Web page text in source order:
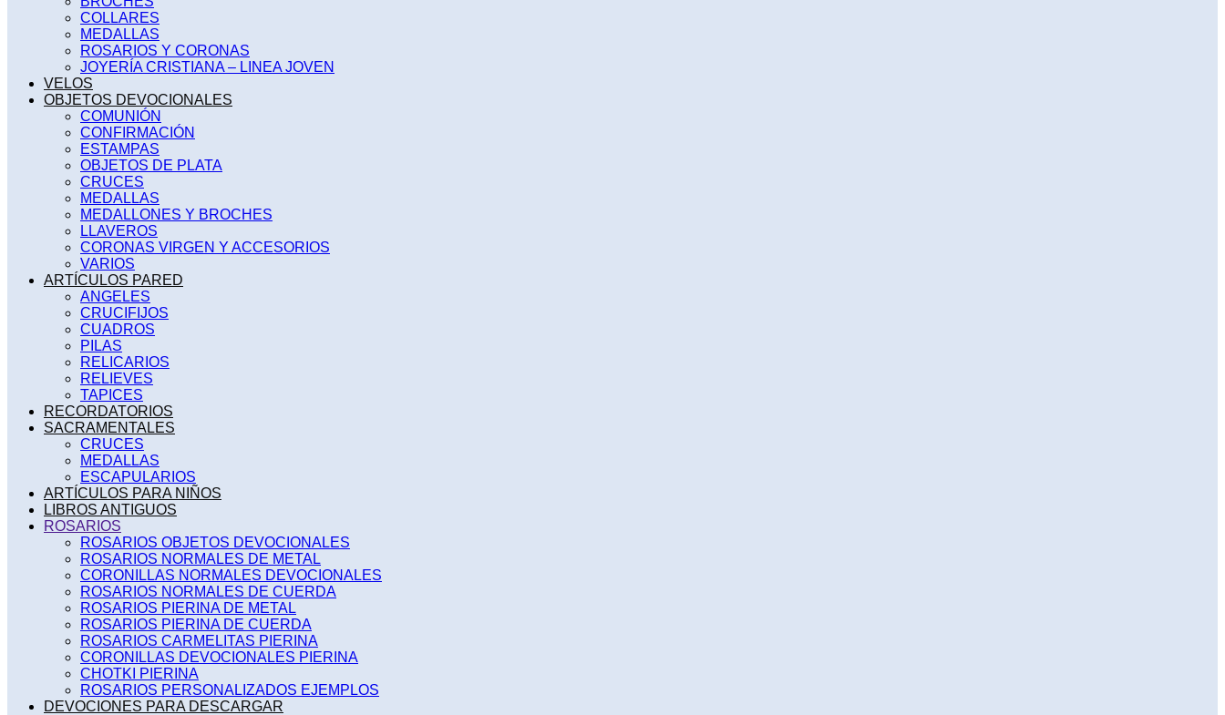
COLLARES
MEDALLAS
ROSARIOS Y CORONAS
JOYERÍA CRISTIANA – LINEA JOVEN
VELOS
OBJETOS DEVOCIONALES
COMUNIÓN
CONFIRMACIÓN
ESTAMPAS
OBJETOS DE PLATA
CRUCES
MEDALLAS
MEDALLONES Y BROCHES
LLAVEROS
CORONAS VIRGEN Y ACCESORIOS
VARIOS
ARTÍCULOS PARED
ANGELES
CRUCIFIJOS
CUADROS
PILAS
RELICARIOS
RELIEVES
TAPICES
RECORDATORIOS
SACRAMENTALES
CRUCES
MEDALLAS
ESCAPULARIOS
ARTÍCULOS PARA NIÑOS
LIBROS ANTIGUOS
ROSARIOS
ROSARIOS OBJETOS DEVOCIONALES
ROSARIOS NORMALES DE METAL
CORONILLAS NORMALES DEVOCIONALES
ROSARIOS NORMALES DE CUERDA
ROSARIOS PIERINA DE METAL
ROSARIOS PIERINA DE CUERDA
ROSARIOS CARMELITAS PIERINA
CORONILLAS DEVOCIONALES PIERINA
CHOTKI PIERINA
ROSARIOS PERSONALIZADOS EJEMPLOS
DEVOCIONES PARA DESCARGAR